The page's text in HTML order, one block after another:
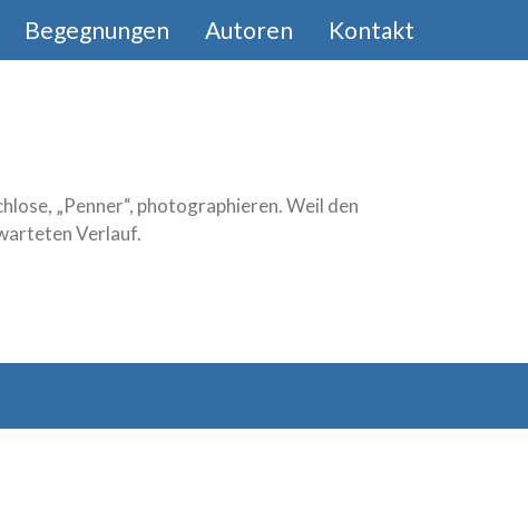
Begegnungen Autoren Kontakt
„Penner“, photographieren. Weil den
Verlauf.